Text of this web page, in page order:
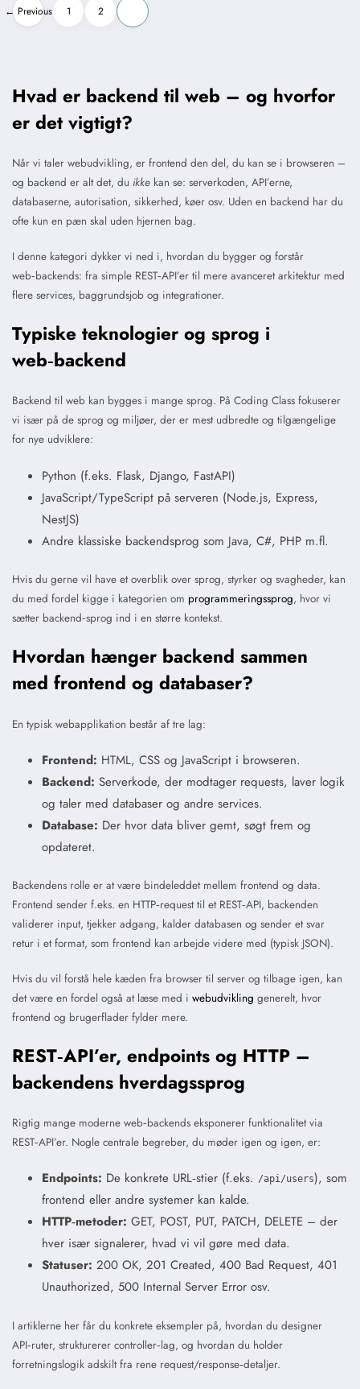
Indlægsinddeling
← Previous 1 2
Hvad er backend til web – og hvorfor
er det vigtigt?
Når vi taler webudvikling, er frontend den del, du kan se i browseren –
og backend er alt det, du ikke kan se: serverkoden, API’erne,
databaserne, autorisation, sikkerhed, køer osv. Uden en backend har du
ofte kun en pæn skal uden hjernen bag.
I denne kategori dykker vi ned i, hvordan du bygger og forstår
web‑backends: fra simple REST‑API’er til mere avanceret arkitektur med
flere services, baggrundsjob og integrationer.
Typiske teknologier og sprog i
web‑backend
Backend til web kan bygges i mange sprog. På Coding Class fokuserer
vi især på de sprog og miljøer, der er mest udbredte og tilgængelige
for nye udviklere:
Python (f.eks. Flask, Django, FastAPI)
JavaScript/TypeScript på serveren (Node.js, Express,
NestJS)
Andre klassiske backendsprog som Java, C#, PHP m.fl.
Hvis du gerne vil have et overblik over sprog, styrker og svagheder, kan
du med fordel kigge i kategorien om programmeringssprog, hvor vi
sætter backend‑sprog ind i en større kontekst.
Hvordan hænger backend sammen
med frontend og databaser?
En typisk webapplikation består af tre lag:
Frontend: HTML, CSS og JavaScript i browseren.
Backend: Serverkode, der modtager requests, laver logik
og taler med databaser og andre services.
Database: Der hvor data bliver gemt, søgt frem og
opdateret.
Backendens rolle er at være bindeleddet mellem frontend og data.
Frontend sender f.eks. en HTTP‑request til et REST‑API, backenden
validerer input, tjekker adgang, kalder databasen og sender et svar
retur i et format, som frontend kan arbejde videre med (typisk JSON).
Hvis du vil forstå hele kæden fra browser til server og tilbage igen, kan
det være en fordel også at læse med i webudvikling generelt, hvor
frontend og brugerflader fylder mere.
REST‑API’er, endpoints og HTTP –
backendens hverdagssprog
Rigtig mange moderne web‑backends eksponerer funktionalitet via
REST‑API’er. Nogle centrale begreber, du møder igen og igen, er:
Endpoints: De konkrete URL‑stier (f.eks. /api/users), som
frontend eller andre systemer kan kalde.
HTTP‑metoder: GET, POST, PUT, PATCH, DELETE – der
hver især signalerer, hvad vi vil gøre med data.
Statuser: 200 OK, 201 Created, 400 Bad Request, 401
Unauthorized, 500 Internal Server Error osv.
I artiklerne her får du konkrete eksempler på, hvordan du designer
API‑ruter, strukturerer controller‑lag, og hvordan du holder
forretningslogik adskilt fra rene request/response‑detaljer.